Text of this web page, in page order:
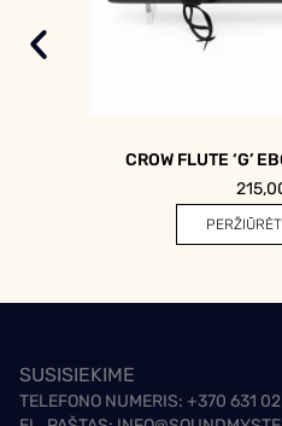
CROW FLUTE ‘G’
SUSISIEKIME
TELEFONO NUMERIS: +370 631